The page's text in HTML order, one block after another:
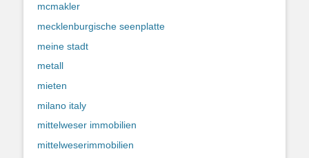
mcmakler
mecklenburgische seenplatte
meine stadt
metall
mieten
milano italy
mittelweser immobilien
mittelweserimmobilien